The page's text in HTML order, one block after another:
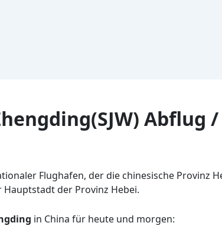
Abflug
Flughafen, der die chinesische Provinz
der Provinz Hebei.
in China für heute und morgen: